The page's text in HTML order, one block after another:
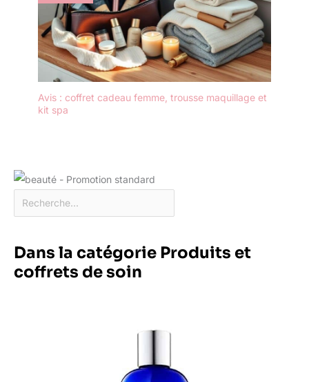
Avis : coffret cadeau femme, trousse maquillage et
kit spa
Dans la catégorie Produits et
coffrets de soin